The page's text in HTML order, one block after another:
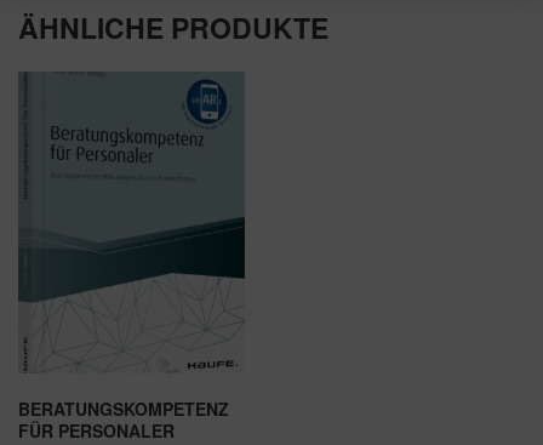
ÄHNLICHE PRODUKTE
BERATUNGSKOMPETENZ
FÜR PERSONALER